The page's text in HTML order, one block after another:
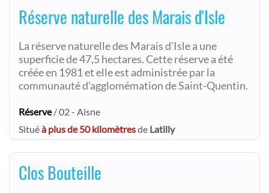
Réserve naturelle des Marais d'Isle
La réserve naturelle des Marais d'Isle a une
superficie de 47,5 hectares. Cette réserve a été
créée en 1981 et elle est administrée par la
communauté d'agglomémation de Saint-Quentin.
Réserve/ 02 - Aisne
Situéà plus de 50 kilomètresde Latilly
Clos Bouteille